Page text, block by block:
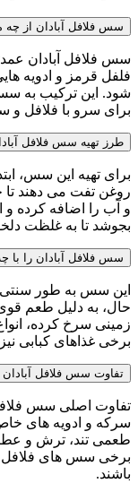
سس فلافل آبادان از
سس فلافل آبادان
فلفل قرمز و ادویه
شود. این ترکیب به
برای سرو با فلافل
طرز تهیه سس فلافل
برای تهیه این سس،
روغن تفت می دهند
و آب را اضافه کرده
بجوشد تا به غلظت
سس فلافل آبادان را با
این سس به طور سنتی
حال، به دلیل طعم
زمینی سرخ کرده،
برخی غذاهای کبابی
تفاوت سس فلافل
تفاوت اصلی سس فلافل
سرکه و ادویه های
طعمی تند، ترش و
برخی سس های فلافل
باشند.